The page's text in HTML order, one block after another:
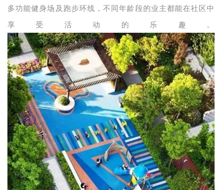
多功能健身场及跑步环线，不同年龄段的业主都能在社区中
享受活动的乐趣。